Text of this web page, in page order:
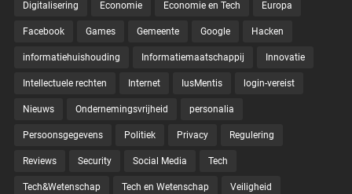
Digitalisering Economie Economie en Tech Europa
Facebook Games Gemeente Google Hacken
informatiehuishouding Informatiemaatschappij Innovatie
Intellectuele rechten Internet IusMentis login-vereist
Nieuws Ondernemingsvrijheid personalia
Persoonsgegevens Politiek Privacy Regulering
Reviews Security Social Media Tech
Tech&Wetenschap Tech en Wetenschap Veiligheid